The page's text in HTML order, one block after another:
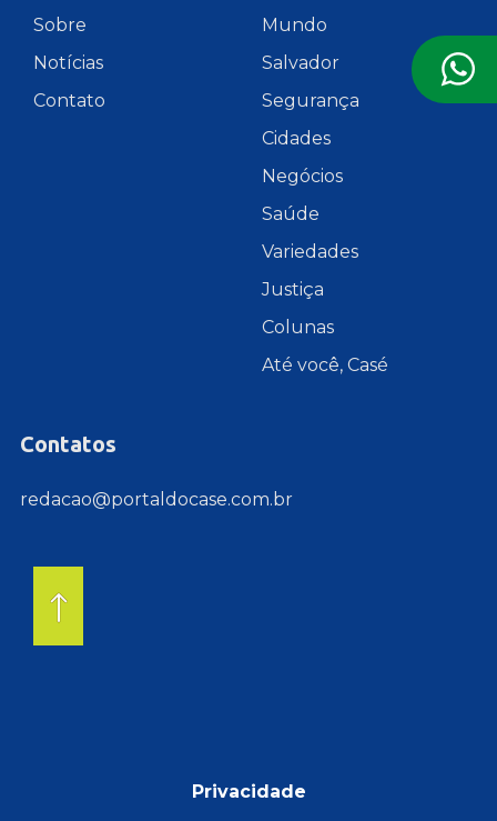
Sobre
Notícias
Contato
Mundo
Salvador
Segurança
Cidades
Negócios
Saúde
Variedades
Justiça
Colunas
Até você, Casé
Contatos
redacao@portaldocase.com.br
Privacidade